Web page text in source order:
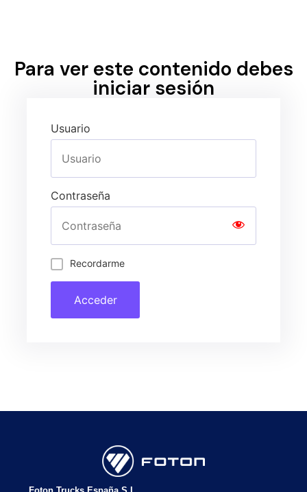
Para ver este contenido debes
iniciar sesión
Usuario
Contraseña
Recordarme
Acceder